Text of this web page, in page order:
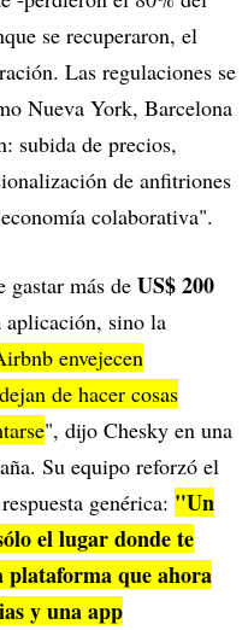
se recuperaron, el
Las regulaciones se
Nueva York, Barcelona
subida de precios,
de anfitriones
colaborativa".
gastar más de US$ 200
aplicación, sino la
envejecen
de hacer cosas
", dijo Chesky en una
Su equipo reforzó el
genérica: "Un
el lugar donde te
plataforma que ahora
y una app